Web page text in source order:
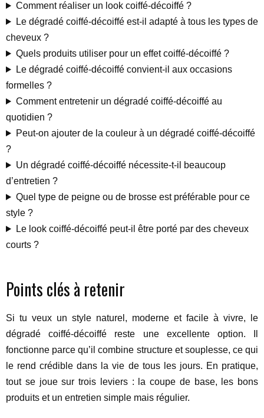
Comment réaliser un look coiffé-décoiffé ?
Le dégradé coiffé-décoiffé est-il adapté à tous les types de
cheveux ?
Quels produits utiliser pour un effet coiffé-décoiffé ?
Le dégradé coiffé-décoiffé convient-il aux occasions
formelles ?
Comment entretenir un dégradé coiffé-décoiffé au
quotidien ?
Peut-on ajouter de la couleur à un dégradé coiffé-décoiffé
?
Un dégradé coiffé-décoiffé nécessite-t-il beaucoup
d’entretien ?
Quel type de peigne ou de brosse est préférable pour ce
style ?
Le look coiffé-décoiffé peut-il être porté par des cheveux
courts ?
Points clés à retenir
Si tu veux un style naturel, moderne et facile à vivre, le
dégradé coiffé-décoiffé reste une excellente option. Il
fonctionne parce qu’il combine structure et souplesse, ce qui
le rend crédible dans la vie de tous les jours. En pratique,
tout se joue sur trois leviers : la coupe de base, les bons
produits et un entretien simple mais régulier.